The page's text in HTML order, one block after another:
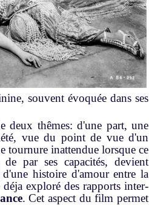
souvent évoquée dans ses
deux thêmes: d'une part, une
vue du point de vue d'un
tournure inattendue lorsque ce
par ses capacités, devient
histoire d'amour entre la
exploré des rapports inter-
. Cet aspect du film permet